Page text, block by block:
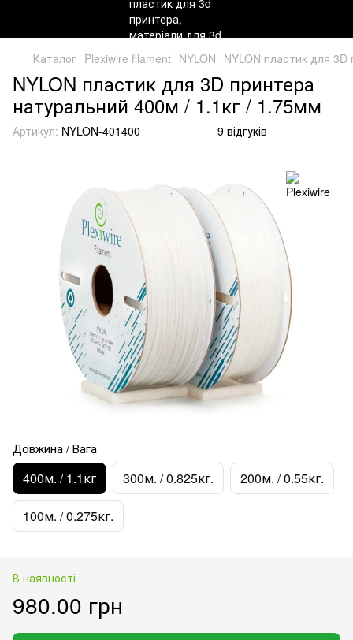
Каталог Plexiwire filament NYLON NYLON пластик для
NYLON пластик для 3D принтера
натуральний 400м / 1.1кг / 1.75мм
Артикул: NYLON-401400 9 відгуків
Довжина / Вага
400м. / 1.1кг 300м. / 0.825кг. 200м. / 0.55кг.
100м. / 0.275кг.
В наявності
980.00 грн